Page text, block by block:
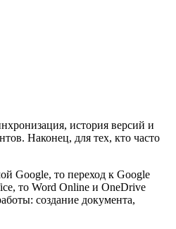
история версий и
Наконец, для тех, кто часто
Google, то переход к Google
то Word Online и OneDrive
создание документа,